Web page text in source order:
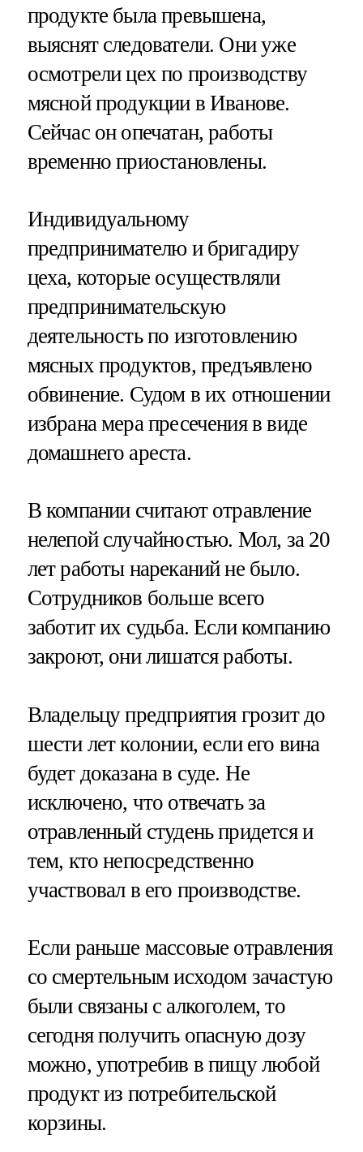
продукте была превышена,
выяснят следователи. Они уже
осмотрели цех по производству
мясной продукции в Иванове.
Сейчас он опечатан, работы
временно приостановлены.
Индивидуальному
предпринимателю и бригадиру
цеха, которые осуществляли
предпринимательскую
деятельность по изготовлению
мясных продуктов, предъявлено
обвинение. Судом в их отношении
избрана мера пресечения в виде
домашнего ареста.
В компании считают отравление
нелепой случайностью. Мол, за 20
лет работы нареканий не было.
Сотрудников больше всего
заботит их судьба. Если компанию
закроют, они лишатся работы.
Владельцу предприятия грозит до
шести лет колонии, если его вина
будет доказана в суде. Не
исключено, что отвечать за
отравленный студень придется и
тем, кто непосредственно
участвовал в его производстве.
Если раньше массовые отравления
со смертельным исходом зачастую
были связаны с алкоголем, то
сегодня получить опасную дозу
можно, употребив в пищу любой
продукт из потребительской
корзины.